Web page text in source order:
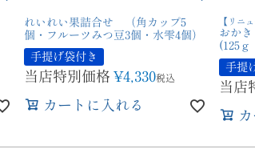
れいれい果詰合せ （角カップ5
個・フルーツみつ豆3個・水雫4個）
手提げ袋付き
当店特別価格 ¥4,330税込
カートに入れる
【リニ
おか
(125
手提
当店